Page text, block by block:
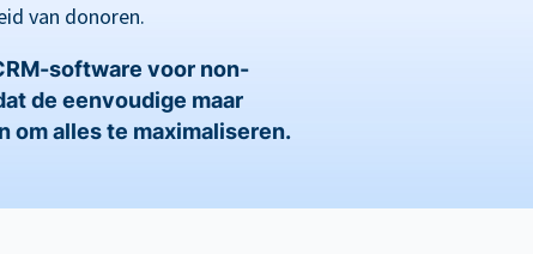
van donoren.
software voor non-
de eenvoudige maar
om alles te maximaliseren.